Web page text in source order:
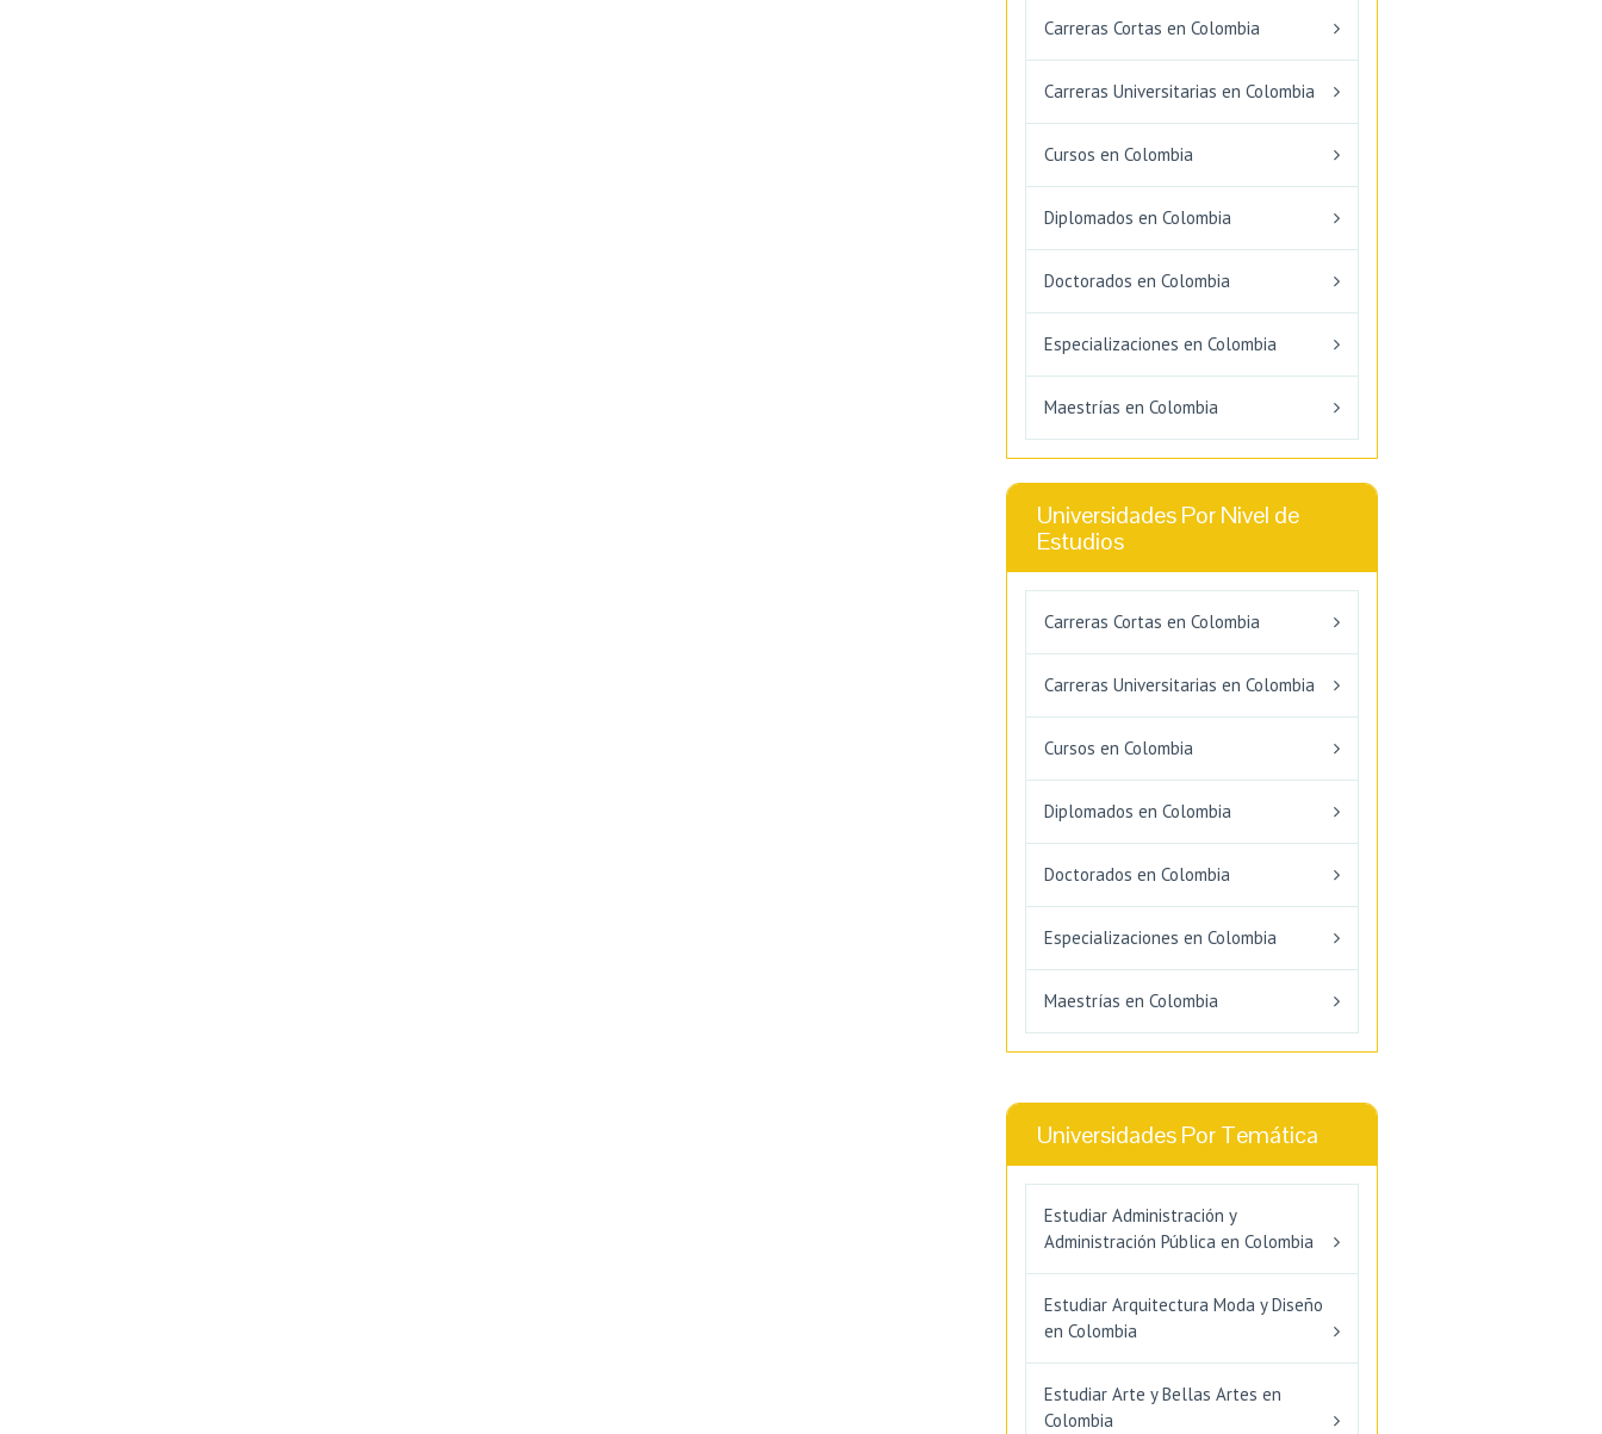
Carreras Cortas en Colombia
Carreras Universitarias en Colombia
Cursos en Colombia
Diplomados en Colombia
Doctorados en Colombia
Especializaciones en Colombia
Maestrías en Colombia
Universidades Por Nivel de
Estudios
Carreras Cortas en Colombia
Carreras Universitarias en Colombia
Cursos en Colombia
Diplomados en Colombia
Doctorados en Colombia
Especializaciones en Colombia
Maestrías en Colombia
Universidades Por Temática
Estudiar Administración y
Administración Pública en Colombia
Estudiar Arquitectura Moda y Diseño
en Colombia
Estudiar Arte y Bellas Artes en
Colombia